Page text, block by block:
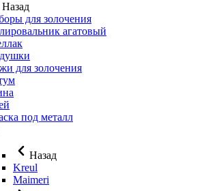
Назад
для золочения
агатовый
для золочения
под металл
Назад
Kreul
Maimeri